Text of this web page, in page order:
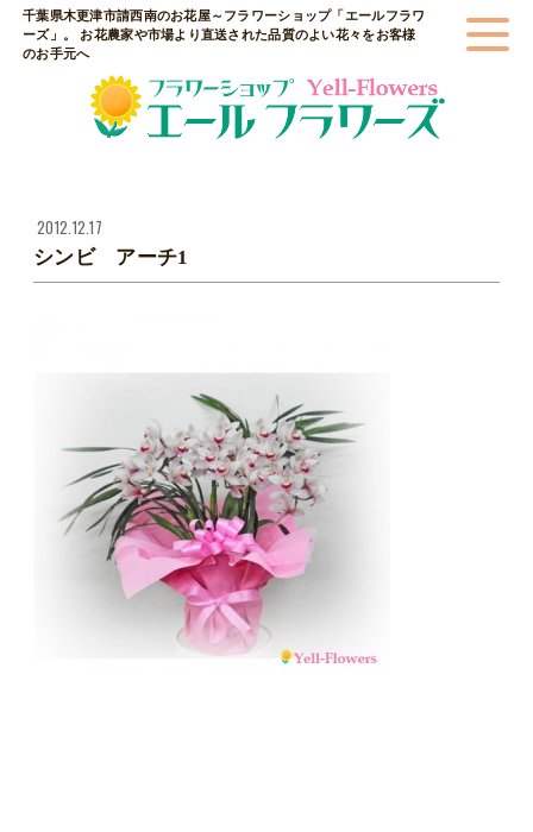
千葉県木更津市請西南のお花屋～フラワーショップ「エールフラワ
ーズ」。 お花農家や市場より直送された品質のよい花々をお客様
のお手元へ
2012.12.17
シンビ アーチ1